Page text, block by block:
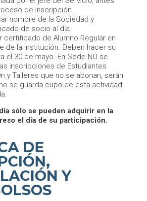
de inscripción.
nombre de la Sociedad y
de socio al día.
certificado de Alumno Regular en
de la Institución. Deben hacer su
el 30 de mayo. En Sede NO se
inscripciones de Estudiantes.
y Talleres que no se abonan, serán
se guarda cupo de esta actividad
sólo se pueden adquirir en la
el día de su participación.
DE
Y